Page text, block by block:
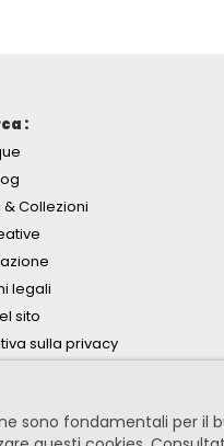
:
Collezioni
legali
sito
sulla privacy
sono fondamentali per il